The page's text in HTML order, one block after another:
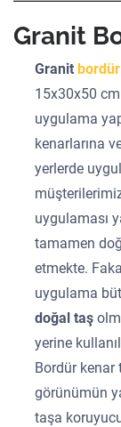
Granit
Granitbordür
15x30x50
uygulama
kenarlarına
yerlerde
uygulaması
tamamen
etmekte.
uygulama
doğal taş
yerine
Bordür kenar
görünümün
taşa